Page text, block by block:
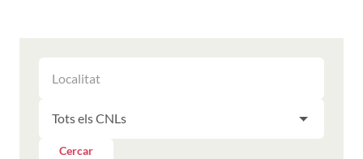
ELS
RESULTATS
LES
PER
LES
Cercar